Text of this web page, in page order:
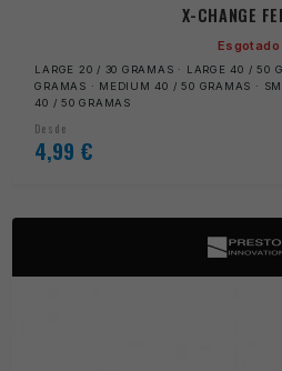
X-CHANGE
Esgotado
LARGE 20 / 30 GRAMAS · LARGE 40 / 50
GRAMAS · MEDIUM 40 / 50 GRAMAS ·
40 / 50 GRAMAS
Desde
4,99 €